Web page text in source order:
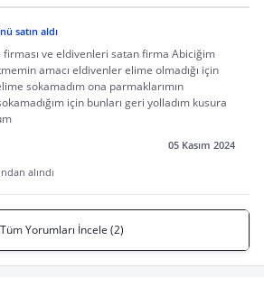
satın aldı
firması ve eldivenleri satan firma Abiciğim
amacı eldivenler elime olmadığı için
sokamadım ona parmaklarımın
için bunları geri yolladım kusura
05 Kasım 2024
alındı
Tüm Yorumları İncele (2)